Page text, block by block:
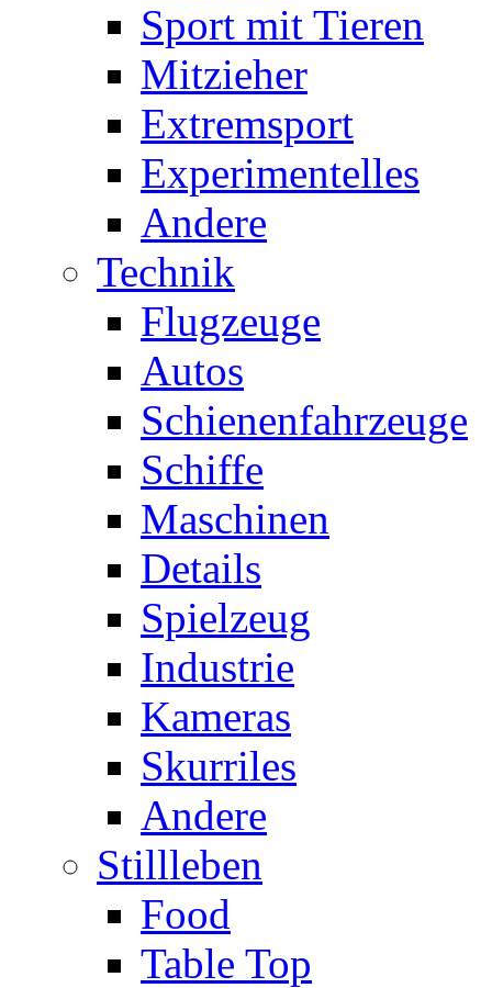
Sport mit Tieren
Mitzieher
Extremsport
Experimentelles
Andere
Technik
Flugzeuge
Autos
Schienenfahrzeuge
Schiffe
Maschinen
Details
Spielzeug
Industrie
Kameras
Skurriles
Andere
Stillleben
Food
Table Top